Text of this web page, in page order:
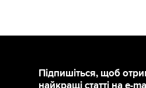
Підпишіться, щоб